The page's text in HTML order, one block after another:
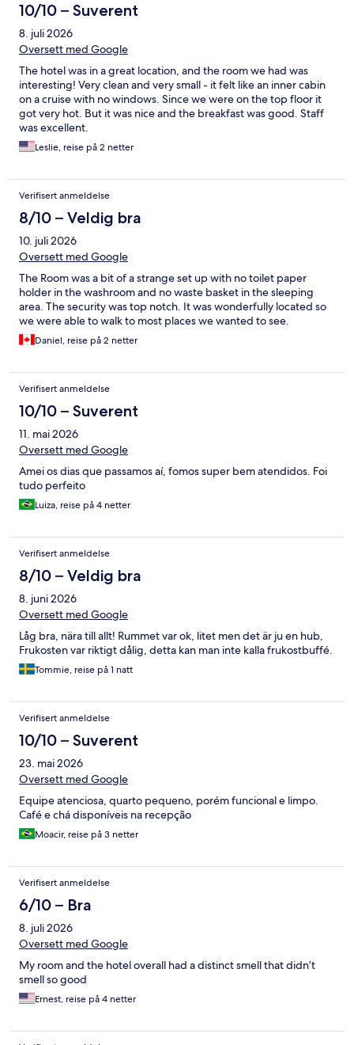
10/10 – Suverent
8. juli 2026
Oversett med Google
The hotel was in a great location, and the room we had was
interesting! Very clean and very small - it felt like an inner cabin
on a cruise with no windows. Since we were on the top floor it
got very hot. But it was nice and the breakfast was good. Staff
was excellent.
Leslie, reise på 2 netter
Verifisert anmeldelse
8/10 – Veldig bra
10. juli 2026
Oversett med Google
The Room was a bit of a strange set up with no toilet paper
holder in the washroom and no waste basket in the sleeping
area. The security was top notch. It was wonderfully located so
we were able to walk to most places we wanted to see.
Daniel, reise på 2 netter
Verifisert anmeldelse
10/10 – Suverent
11. mai 2026
Oversett med Google
Amei os dias que passamos aí, fomos super bem atendidos. Foi
tudo perfeito
Luiza, reise på 4 netter
Verifisert anmeldelse
8/10 – Veldig bra
8. juni 2026
Oversett med Google
Låg bra, nära till allt! Rummet var ok, litet men det är ju en hub,
Frukosten var riktigt dålig, detta kan man inte kalla frukostbuffé.
Tommie, reise på 1 natt
Verifisert anmeldelse
10/10 – Suverent
23. mai 2026
Oversett med Google
Equipe atenciosa, quarto pequeno, porém funcional e limpo.
Café e chá disponíveis na recepção
Moacir, reise på 3 netter
Verifisert anmeldelse
6/10 – Bra
8. juli 2026
Oversett med Google
My room and the hotel overall had a distinct smell that didn’t
smell so good
Ernest, reise på 4 netter